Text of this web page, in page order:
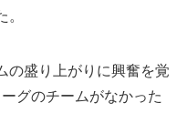
盛り上がりに興奮を覚
グのチームがなかった